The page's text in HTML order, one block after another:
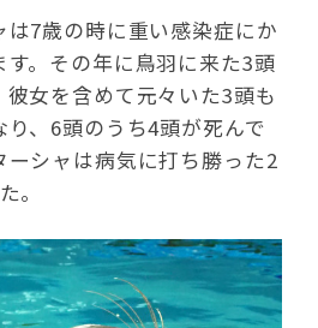
は7歳の時に重い感染症にか
。その年に鳥羽に来た3頭
女を含めて元々いた3頭も
、6頭のうち4頭が死んで
ーシャは病気に打ち勝った2
。